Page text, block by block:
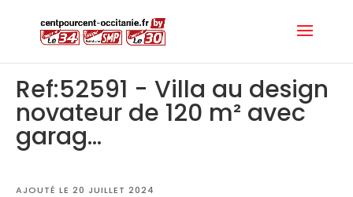
Ref:52591 - Villa au design
novateur de 120 m² avec
garag...
AJOUTÉ LE 20 JUILLET 2024